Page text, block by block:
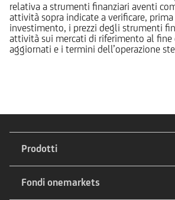
relativa a strumenti finanziari aventi
attività sopra indicate a verificare,
investimento, i prezzi degli strumenti
attività sui mercati di riferimento al fine
aggiornati e i termini dell’operazione
Prodotti
Fondi onemarkets